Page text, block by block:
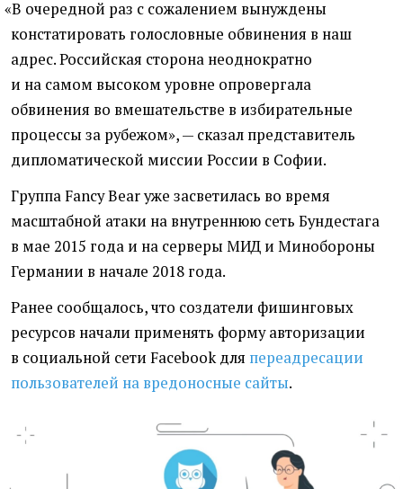
«В очередной раз с сожалением вынуждены
констатировать голословные обвинения в наш
адрес. Российская сторона неоднократно
и на самом высоком уровне опровергала
обвинения во вмешательстве в избирательные
процессы за рубежом», — сказал представитель
дипломатической миссии России в Софии.
Группа Fancy Bear уже засветилась во время
масштабной атаки на внутреннюю сеть Бундестага
в мае 2015 года и на серверы МИД и Минобороны
Германии в начале 2018 года.
Ранее сообщалось, что создатели фишинговых
ресурсов начали применять форму авторизации
в социальной сети Facebook для переадресации
пользователей на вредоносные сайты.